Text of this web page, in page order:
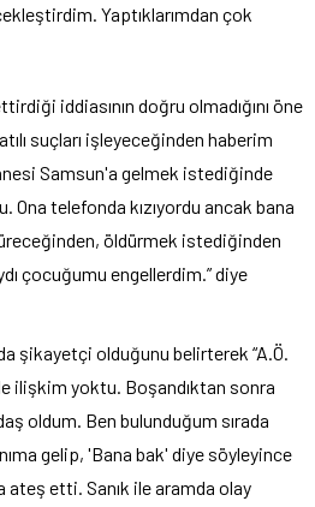
Yaptıklarımdan çok
iddiasının doğru olmadığını öne
suçları işleyeceğinden haberim
Samsun'a gelmek istediğinde
telefonda kızıyordu ancak bana
öldürmek istediğinden
çocuğumu engellerdim.” diye
şikayetçi olduğunu belirterek “A.Ö.
ilişkim yoktu. Boşandıktan sonra
oldum. Ben bulunduğum sırada
gelip, 'Bana bak' diye söyleyince
ateş etti. Sanık ile aramda olay